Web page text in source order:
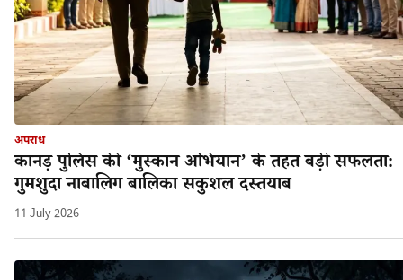
अपराध
कानड़ पुलिस की ‘मुस्कान अभियान’ के तहत बड़ी सफलता:
गुमशुदा नाबालिग बालिका सकुशल दस्तयाब
11 July 2026